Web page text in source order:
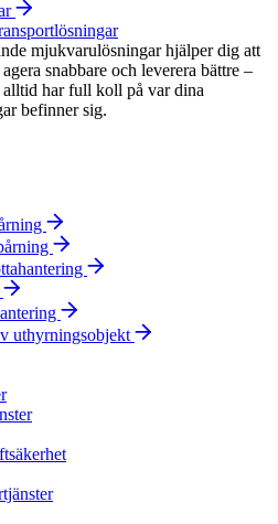
mjukvarulösningar hjälper dig att
snabbare och leverera bättre –
alltid har full koll på var dina
befinner sig.
uthyrningsobjekt